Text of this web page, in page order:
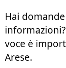
Hai
voce è
Arese.